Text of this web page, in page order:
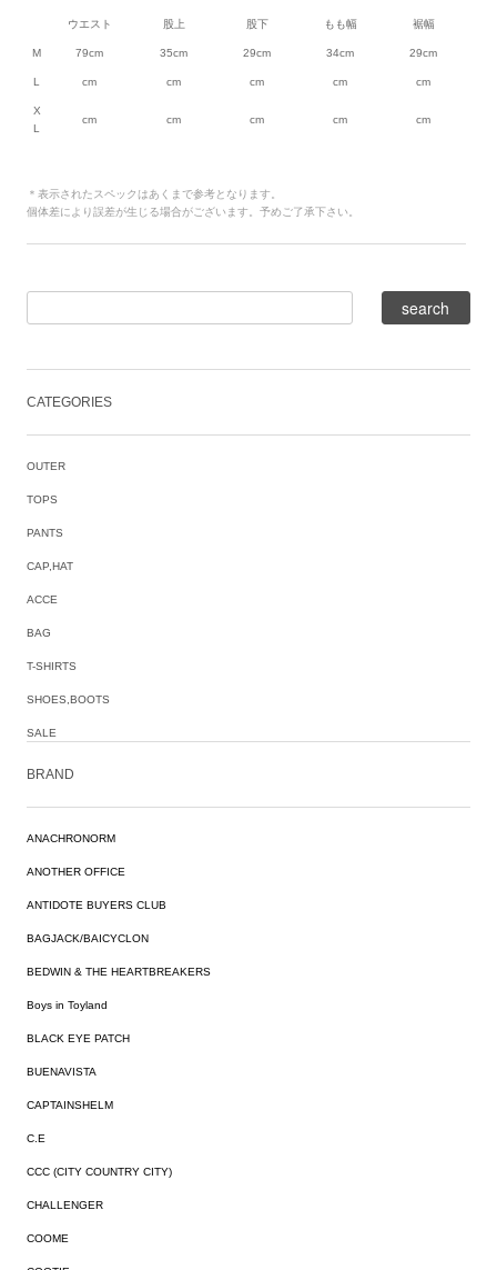
ウエスト 股上 股下 もも幅 裾幅
M 79cm 35cm 29cm 34cm 29cm
L cm cm cm cm cm
X
L
cm cm cm cm cm
＊表示されたスペックはあくまで参考となります。
個体差により誤差が生じる場合がございます。予めご了承下さい。
CATEGORIES
OUTER
TOPS
PANTS
CAP,HAT
ACCE
BAG
T-SHIRTS
SHOES,BOOTS
SALE
BRAND
ANACHRONORM
ANOTHER OFFICE
ANTIDOTE BUYERS CLUB
BAGJACK/BAICYCLON
BEDWIN & THE HEARTBREAKERS
Boys in Toyland
BLACK EYE PATCH
BUENAVISTA
CAPTAINSHELM
C.E
CCC (CITY COUNTRY CITY)
CHALLENGER
COOME